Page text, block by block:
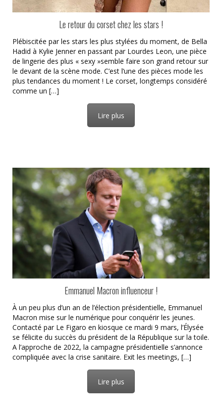
Le retour du corset chez les stars !
Plébiscitée par les stars les plus stylées du moment, de Bella
Hadid à Kylie Jenner en passant par Lourdes Leon, une pièce
de lingerie des plus « sexy »semble faire son grand retour sur
le devant de la scène mode. C’est l’une des pièces mode les
plus tendances du moment ! Le corset, longtemps considéré
comme un […]
Lire plus
Emmanuel Macron influenceur !
À un peu plus d’un an de l’élection présidentielle, Emmanuel
Macron mise sur le numérique pour conquérir les jeunes.
Contacté par Le Figaro en kiosque ce mardi 9 mars, l’Élysée
se félicite du succès du président de la République sur la toile.
A l’approche de 2022, la campagne présidentielle s’annonce
compliquée avec la crise sanitaire. Exit les meetings, […]
Lire plus